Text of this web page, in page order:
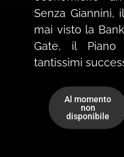
Senza Giannini,
mai visto la
Gate, il Piano
tantissimi
Al momento
non
disponibile